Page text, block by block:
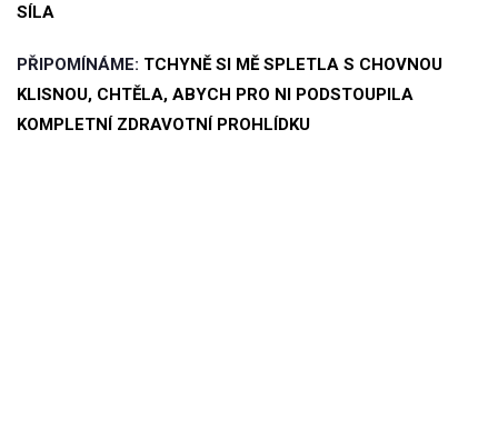
SÍLA
PŘIPOMÍNÁME: TCHYNĚ SI MĚ SPLETLA S CHOVNOU
KLISNOU, CHTĚLA, ABYCH PRO NI PODSTOUPILA
KOMPLETNÍ ZDRAVOTNÍ PROHLÍDKU